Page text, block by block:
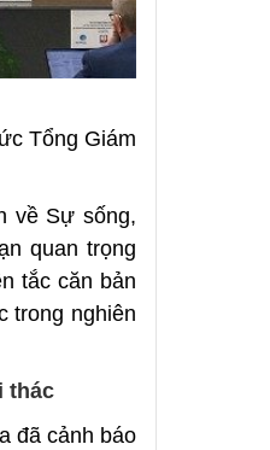
Tổng Giám
về Sự sống,
quan trọng
tắc căn bản
trong nghiên
thác
đã cảnh báo